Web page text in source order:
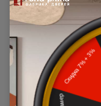
Доставка в
дилера в данном
сайта, отдельно
магазина.